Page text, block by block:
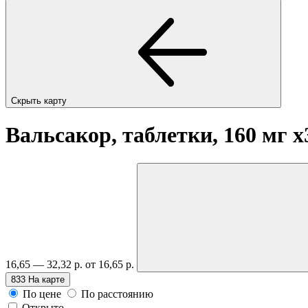
Скрыть карту
Вальсакор, таблетки, 160 мг
16,65 — 32,32 р. от 16,65 р.
833 На карте
По цене
По расстоянию